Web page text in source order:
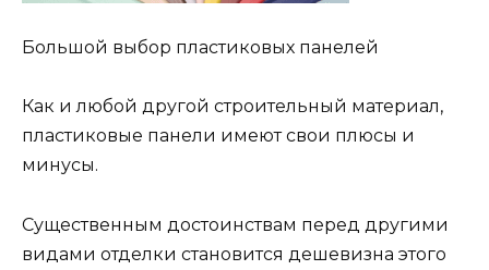
Большой выбор пластиковых панелей
Как и любой другой строительный материал,
пластиковые панели имеют свои плюсы и
минусы.
Существенным достоинствам перед другими
видами отделки становится дешевизна этого